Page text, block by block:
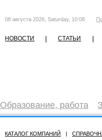
08 августа 2026, Saturday, 10:08
НОВОСТИ | СТАТЬИ |
Образование, работа
КАТАЛОГ КОМПАНИЙ |